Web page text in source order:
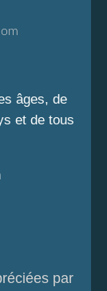
âges, de
et de tous
par